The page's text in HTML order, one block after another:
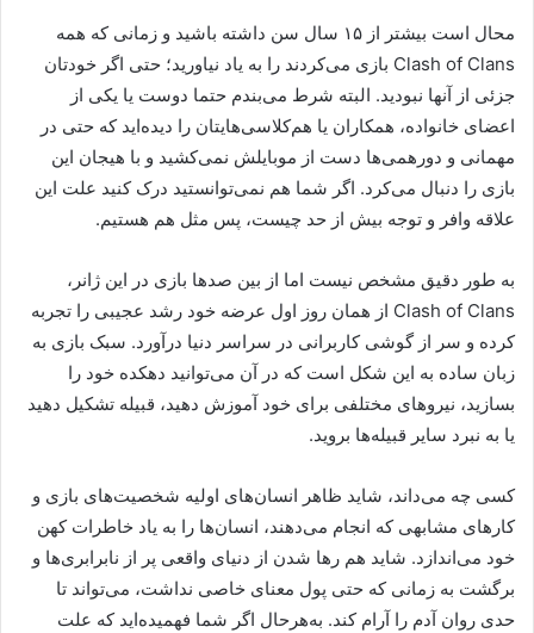
محال است بیشتر از ۱۵ سال سن داشته باشید و زمانی که همه
Clash of Clans بازی می‌کردند را به یاد نیاورید؛ حتی اگر خودتان
جزئی از آنها نبودید. البته شرط می‌بندم حتما دوست یا یکی از
اعضای خانواده، همکاران یا هم‌کلاسی‌هایتان را دیده‌اید که حتی در
مهمانی و دورهمی‌ها دست از موبایلش نمی‌کشید و با هیجان این
بازی را دنبال می‌کرد. اگر شما هم نمی‌توانستید درک کنید علت این
علاقه وافر و توجه بیش از حد چیست، پس مثل هم هستیم.
به طور دقیق مشخص نیست اما از بین صدها بازی در این ژانر،
Clash of Clans از همان روز اول عرضه خود رشد عجیبی را تجربه
کرده و سر از گوشی کاربرانی در سراسر دنیا درآورد. سبک بازی به
زبان ساده به این شکل است که در آن می‌توانید دهکده خود را
بسازید، نیروهای مختلفی برای خود آموزش دهید، قبیله تشکیل دهید
یا به نبرد سایر قبیله‌ها بروید.
کسی چه می‌داند، شاید ظاهر انسان‌های اولیه شخصیت‌های بازی و
کارهای مشابهی که انجام می‌دهند، انسان‌ها را به یاد خاطرات کهن
خود می‌اندازد. شاید هم رها شدن از دنیای واقعی پر از نابرابری‌ها و
برگشت به زمانی که حتی پول معنای خاصی نداشت، می‌تواند تا
حدی روان آدم را آرام کند. به‌هرحال اگر شما فهمیده‌اید که علت